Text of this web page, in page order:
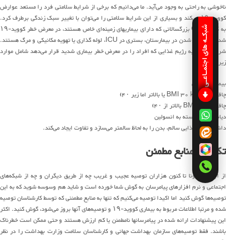
ناخوشی به راحتی به وجود می‌آید. ما می‌دانیم که برخی از شرایط سلامتی فرد را مستعد عوارض
کووید-۱۹ می‌کند و بسیاری از این شرایط سلامتی را می‌توان با تغییر سبک زندگی برطرف کرد.
به گفته CDC بزرگسالانی که دارای بیماریهای زمینه‌ای خاص هستند، در معرض خطر کووید-۱۹
شدید، بستری شدن در بیمارستان، بستری در ICU، لوله گذاری یا تهویه مکانیکی و مرگ هستند.
شرایط مربوط به رژیم غذایی که افراد را در معرض خطر بیماری شدید قرار می‌دهد شامل موارد
زیر است:
بیماریهای قلبی
چاقی (BMI 30 kg/m2 یا بالاتر اما زیر ۴۰)
چاقی شدید (BMI بالاتر از ۴۰)
دیابت غیر وابسته به انسولین
داشتن رژیم غذایی سالم، بدن را به لحاظ سالمتر می‌سازد و تفاوت ایجاد می‌کند.
تکیه به منابع مطمئن
از ابتدای کرونا تا کنون هزاران توصیه عجیب و غریب چه از طریق دیگران و چه از شبکه‌های
اجتماعی و نرم افزارهای پیامرسان به گوش شما خورده است و شاید هم وسوسه شوید که به این
توصیه‌ها گوش کنید اما اکیدا توصیه می‌کنیم که تنها به منابع مطمئنی که توسط کارشناسان توصیه
شده و مرتبا اطلاعات مربوط به بیماری کووید-۱۹ و توصیه‌های آنها بروز می‌شود، گوش کنید. اکثر
این پیشنهادات ارائه شده در پیامرسانها نامطمئن یا کم ارزش هستند و حتی ممکن است خطرناک
باشند. فقط توصیه‌های سازمان بهداشت جهانی و کارشناسان سلامت وزارت بهداشت را در نظر
شبکـه های اجتمـاعـی